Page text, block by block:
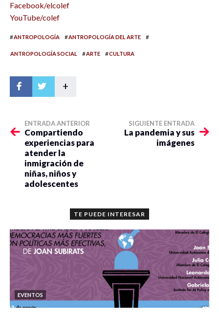
Facebook/elcolef
YouTube/colef
#ANTROPOLOGÍA #ANTROPOLOGÍA DEL ARTE #
ANTROPOLOGÍA SOCIAL #ARTE #CULTURA
+
ENTRADA ANTERIOR
Compartiendo
experiencias para
atender la
inmigración de
niñas, niños y
adolescentes
SIGUIENTE ENTRADA
La pandemia y sus
imágenes
TE PUEDE INTERESAR
EVENTOS